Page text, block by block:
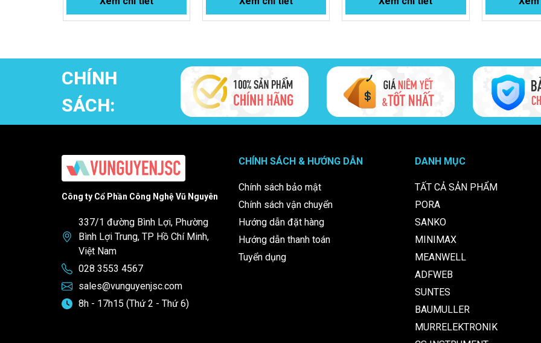
CHÍNH
SÁCH:
Công ty Cổ Phần Công Nghệ Vũ Nguyên
337/1 đường Bình Lợi, Phường
Bình Lợi Trung, TP Hồ Chí Minh,
Việt Nam
028 3553 4567
sales@vunguyenjsc.com
8h - 17h15 (Thứ 2 - Thứ 6)
CHÍNH SÁCH & HƯỚNG DẪN
Chính sách bảo mật
Chính sách vận chuyển
Hướng dẫn đặt hàng
Hướng dẫn thanh toán
Tuyển dụng
DANH MỤC
TẤT CẢ SẢN PHẨM
PORA
SANKO
MINIMAX
MEANWELL
ADFWEB
SUNTES
BAUMULLER
MURRELEKTRONIK